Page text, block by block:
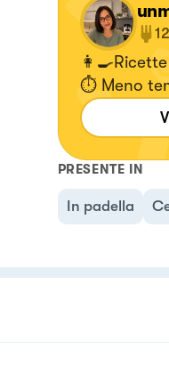
⏱️ Meno
Minuto con
PRESENTE IN
In padella